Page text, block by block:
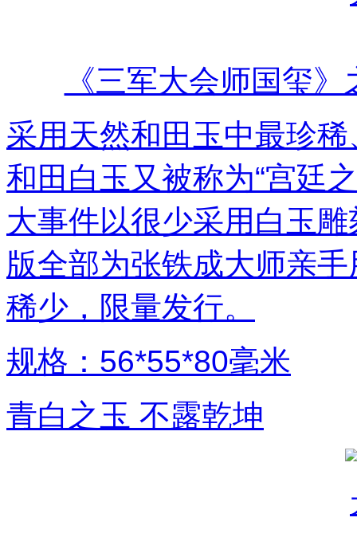
《三军大会师国玺
采用天然和田玉中最珍
和田白玉又被称为“宫廷
大事件以很少采用白玉雕
版全部为张铁成大师亲
稀少，限量发行。
规格：56*55*80毫米
青白之玉 不露乾坤